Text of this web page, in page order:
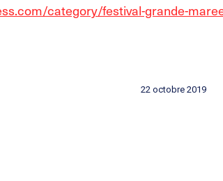
category/festival-grande-
22 octobre 2019